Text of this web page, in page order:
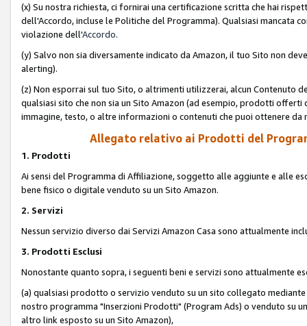
(x) Su nostra richiesta, ci fornirai una certificazione scritta che hai
dell'Accordo, incluse le Politiche del Programma). Qualsiasi mancata
violazione dell'Accordo.
(y) Salvo non sia diversamente indicato da Amazon, il tuo Sito non
alerting).
(z) Non esporrai sul tuo Sito, o altrimenti utilizzerai, alcun Contenuto
qualsiasi sito che non sia un Sito Amazon (ad esempio, prodotti
immagine, testo, o altre informazioni o contenuti che puoi ottenere da
Allegato relativo ai Prodotti del
1. Prodotti
Ai sensi del Programma di Affiliazione, soggetto alle aggiunte e alle
bene fisico o digitale venduto su un Sito Amazon.
2. Servizi
Nessun servizio diverso dai Servizi Amazon Casa sono attualmente
3. Prodotti Esclusi
Nonostante quanto sopra, i seguenti beni e servizi sono attualmente
(a) qualsiasi prodotto o servizio venduto su un sito collegato
nostro programma "Inserzioni Prodotti" (Program Ads) o venduto su
altro link esposto su un Sito Amazon),